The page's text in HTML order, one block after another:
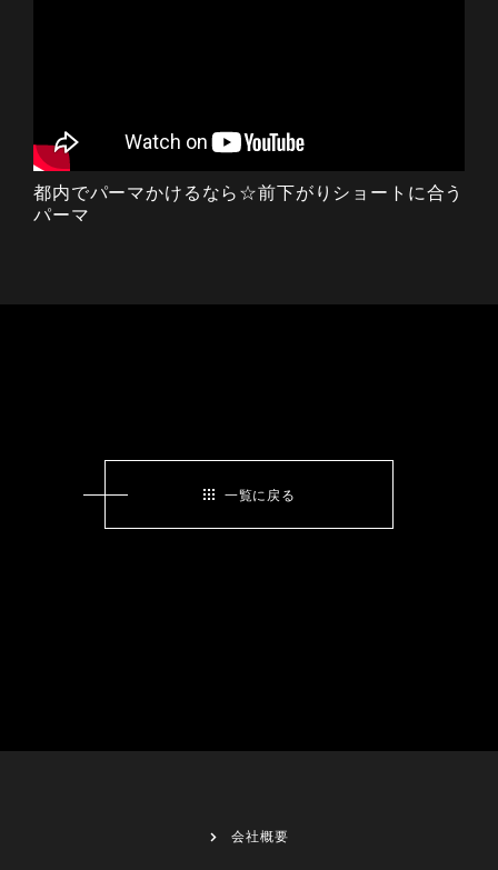
都内でパーマかけるなら☆前下がりショートに合う
パーマ
一覧に戻る
会社概要